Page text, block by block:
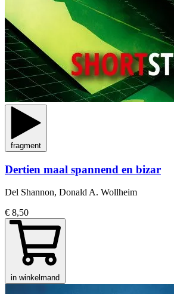
fragment
Dertien maal spannend en bizar
Del Shannon, Donald A. Wollheim
€ 8,50
in winkelmand